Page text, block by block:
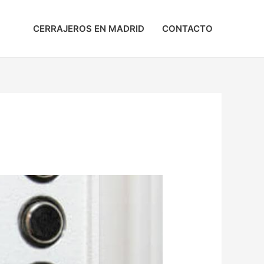
CERRAJEROS EN MADRID CONTACTO